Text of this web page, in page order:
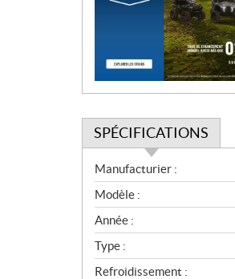
SPÉCIFICATIONS
S
p
é
c
i
f
i
Manufacturier :
Modèle :
Année :
Type :
Refroidissement :